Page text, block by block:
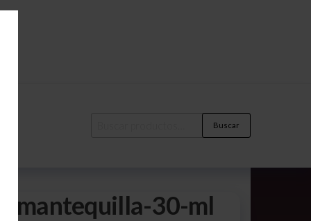
Buscar
mantequilla-30-ml